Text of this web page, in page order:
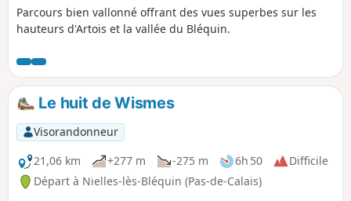
Parcours bien vallonné offrant des vues superbes sur les
hauteurs d'Artois et la vallée du Bléquin.
Le huit de Wismes
Visorandonneur
21,06 km
+277 m -275 m 6h 50
Difficile
Départ à Nielles-lès-Bléquin (Pas-de-Calais)